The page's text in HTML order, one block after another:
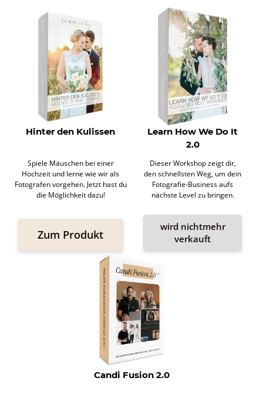
Hinter den Kulissen
Spiele Mäuschen bei einer
Hochzeit und lerne wie wir als
Fotografen vorgehen. Jetzt hast du
die Möglichkeit dazu!
Zum Produkt
Learn How We Do It
2.0
Dieser Workshop zeigt dir,
den schnellsten Weg, um dein
Fotografie-Business aufs
nächste Level zu bringen.
wird nichtmehr
verkauft
Candi Fusion 2.0